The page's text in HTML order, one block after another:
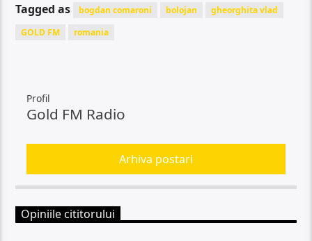
Tagged as bogdan comaroni bolojan
gheorghita vlad
GOLD FM
romania
Profil
Gold FM Radio
Arhiva postari
Opiniile cititorului